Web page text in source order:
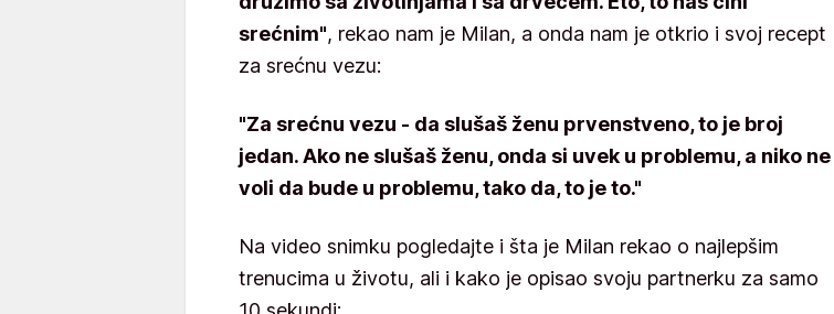
srećnim", rekao nam je Milan, a onda nam je otkrio i svoj recept
za srećnu vezu:
"Za srećnu vezu - da slušaš ženu prvenstveno, to je broj
jedan. Ako ne slušaš ženu, onda si uvek u problemu, a niko ne
voli da bude u problemu, tako da, to je to."
Na video snimku pogledajte i šta je Milan rekao o najlepšim
trenucima u životu, ali i kako je opisao svoju partnerku za samo